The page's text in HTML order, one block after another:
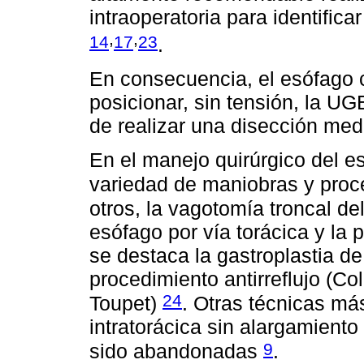
intraoperatoria para
14,17,23.
En consecuencia, el
posicionar, sin tensión, la
de realizar una disección
En el manejo quirúrgico del
variedad de maniobras y
otros, la vagotomía troncal
esófago por vía torácica y la
se destaca la gastroplastia
procedimiento antirreflujo
Toupet) 24. Otras técnicas
intratorácica sin
sido abandonadas 9.